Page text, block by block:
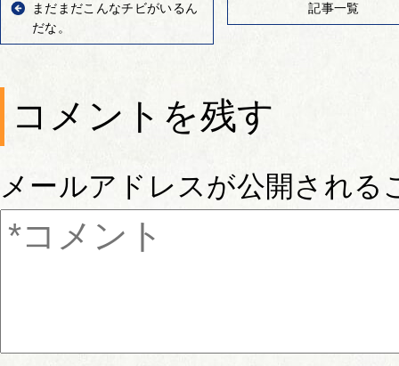
まだまだこんなチビがいるん
だな。
記事一覧
コメントを残す
メールアドレスが公開される